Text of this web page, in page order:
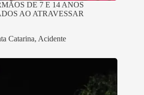
DE 7 E 14 ANOS
AO ATRAVESSAR
Catarina, Acidente